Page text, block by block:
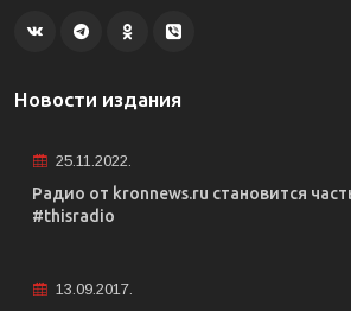
Новости издания
25.11.2022.
Радио от kronnews.ru становится
#thisradio
13.09.2017.